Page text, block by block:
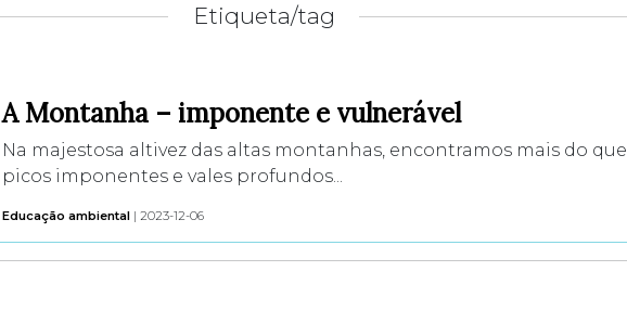
Etiqueta/tag
A Montanha – imponente e vulnerável
Na majestosa altivez das altas montanhas, encontramos mais do que
picos imponentes e vales profundos...
Educação ambiental| 2023-12-06